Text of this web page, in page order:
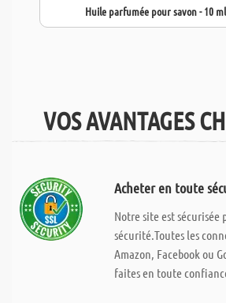
Huile parfumée pour savon - 10
VOS AVANTAGES
Acheter en toute
Notre site est sécurisée
sécurité.Toutes les
Amazon, Facebook ou
faites en toute